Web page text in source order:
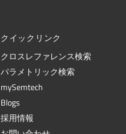
クイックリンク
クロスレファレンス検索
パラメトリック検索
mySemtech
Blogs
採用情報